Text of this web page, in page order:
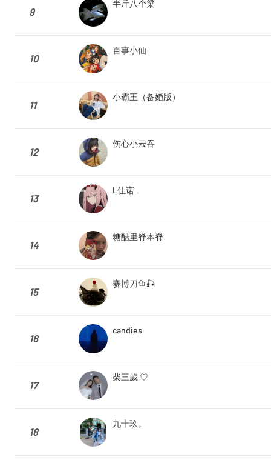
9
半斤八个梁
10
百事小仙
11
小霸王（备婚版）
12
伤心小云吞
13
L佳诺_
14
糖醋里脊本脊
15
赛博刀鱼🎣
16
candies
17
柴三歲 ♡
18
九十玖。